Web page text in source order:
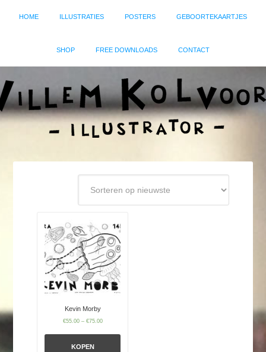
HOME ILLUSTRATIES POSTERS GEBOORTEKAARTJES
SHOP FREE DOWNLOADS CONTACT
Kevin Morby
€55.00– €75.00
KOPEN